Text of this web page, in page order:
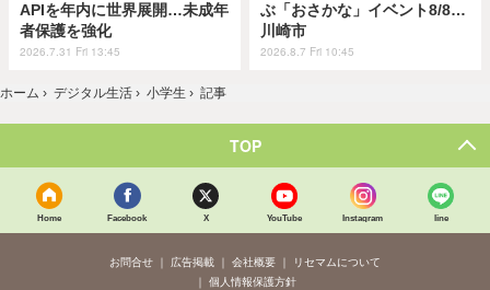
APIを年内に世界展開…未成年
者保護を強化
2026.7.31 Fri 13:45
ぶ「おさかな」イベント8/8…
川崎市
2026.8.7 Fri 10:45
ホーム › デジタル生活 › 小学生 › 記事
TOP
Home Facebook X YouTube Instagram line
お問合せ 広告掲載 会社概要
リセマムについて
個人情報保護方針